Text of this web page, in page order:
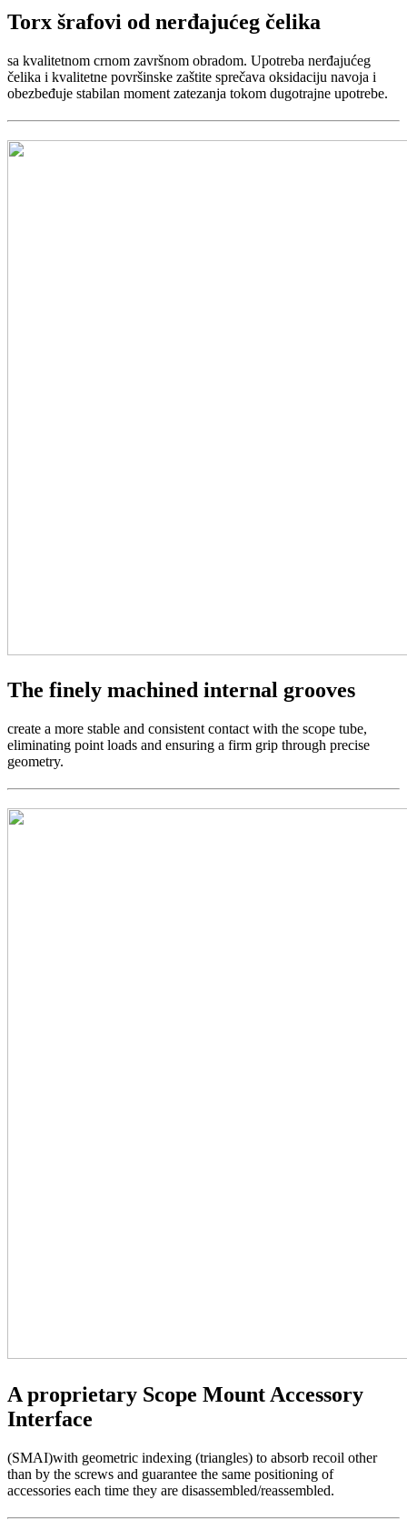
Torx šrafovi od nerđajućeg čelika
sa kvalitetnom crnom završnom obradom. Upotreba nerđajućeg
čelika i kvalitetne površinske zaštite sprečava oksidaciju navoja i
obezbeđuje stabilan moment zatezanja tokom dugotrajne upotrebe.
The finely machined internal grooves
create a more stable and consistent contact with the scope tube,
eliminating point loads and ensuring a firm grip through precise
geometry.
A proprietary Scope Mount Accessory
Interface
(SMAI)with geometric indexing (triangles) to absorb recoil other
than by the screws and guarantee the same positioning of
accessories each time they are disassembled/reassembled.